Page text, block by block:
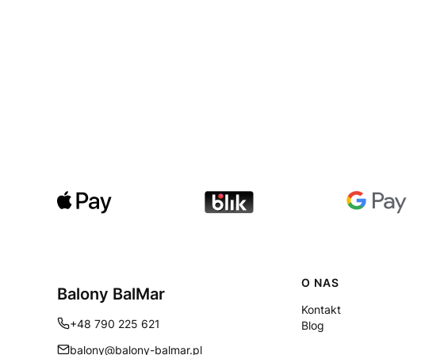
Balony BalMar
+48 790 225 621
balony@balony-balmar.pl
Linki w stopce
O NAS
Kontakt
Blog